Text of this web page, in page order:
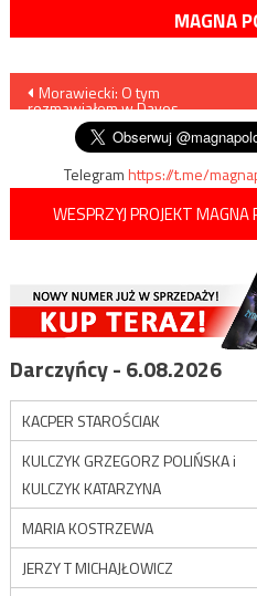
MAGNA
Nawigacja
wpisu
Morawiecki: O tym
rozmawiałem w Davos
Telegramhttps://t.me/
WESPRZYJ PROJEKT MAGNA
Darczyńcy - 6.08.2026
KACPER STAROŚCIAK
KULCZYK GRZEGORZ POLIŃSKA i
KULCZYK KATARZYNA
MARIA KOSTRZEWA
JERZY T MICHAJŁOWICZ